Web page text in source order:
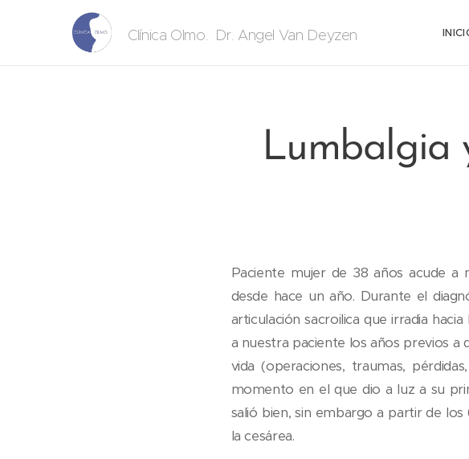
Clínica Olmo. Dr. Angel Van Deyzen
Lumbalgia
Paciente mujer de 38 años acude a
desde hace un año. Durante el
articulación sacroilica que irradia
a nuestra paciente los años previos
vida (operaciones, traumas,
momento en el que dio a luz a su
salió bien, sin embargo a partir de
la cesárea.